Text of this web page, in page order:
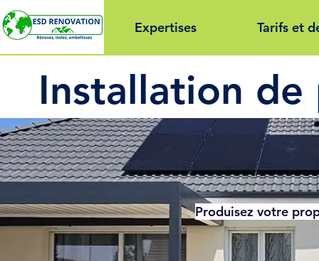
Expertises Tarifs et
Installation de
Produisez votre